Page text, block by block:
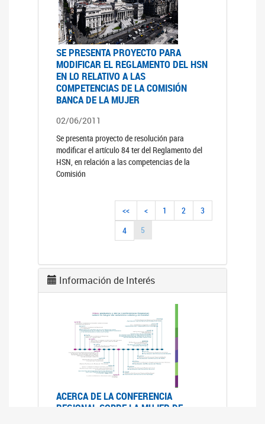
SE PRESENTA PROYECTO PARA
MODIFICAR EL REGLAMENTO DEL HSN
EN LO RELATIVO A LAS
COMPETENCIAS DE LA COMISIÓN
BANCA DE LA MUJER
02/06/2011
Se presenta proyecto de resolución para
modificar el artículo 84 ter del Reglamento del
HSN, en relación a las competencias de la
Comisión
<< < 1 2
3
4
5
Información de Interés
ACERCA DE LA CONFERENCIA
REGIONAL SOBRE LA MUJER DE